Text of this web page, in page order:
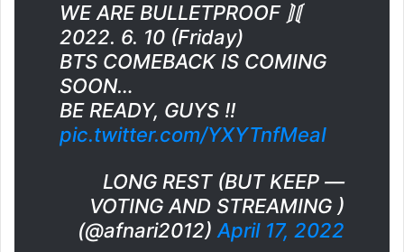
WE ARE BULLETPROOF ⟭⟬
2022. 6. 10 (Friday)
BTS COMEBACK IS COMING
SOON…
BE READY, GUYS !!
pic.twitter.com/YXYTnfMeaI
— LONG REST (BUT KEEP
VOTING AND STREAMING )
(@afnari2012) April 17, 2022